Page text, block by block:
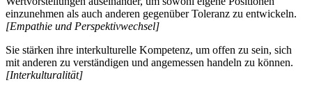
einzunehmen als auch anderen gegenüber Toleranz zu entwickeln.
[Empathie und Perspektivwechsel]
Sie stärken ihre interkulturelle Kompetenz, um offen zu sein, sich
mit anderen zu verständigen und angemessen handeln zu können.
[Interkulturalität]